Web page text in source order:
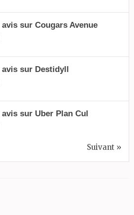
avis sur Cougars Avenue
avis sur Destidyll
avis sur Uber Plan Cul
Suivant »